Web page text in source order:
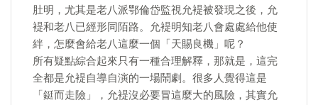
肚明，尤其是老八派鄂倫岱監視允褆被發現之後，允
褆和老八已經形同陌路。允褆明知老八會處處給他使
絆，怎麼會給老八這麼一個「天賜良機」呢？
所有疑點綜合起來只有一種合理解釋，那就是，這完
全都是允褆自導自演的一場鬧劇。很多人覺得這是
「鋌而走險」，允褆沒必要冒這麼大的風險，其實允